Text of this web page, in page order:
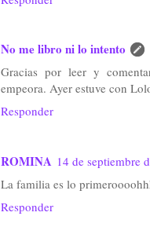
No me libro ni lo intento
Gracias por leer y
empeora. Ayer estuve con
Responder
ROMINA 14 de septiembre
La familia es lo
Responder